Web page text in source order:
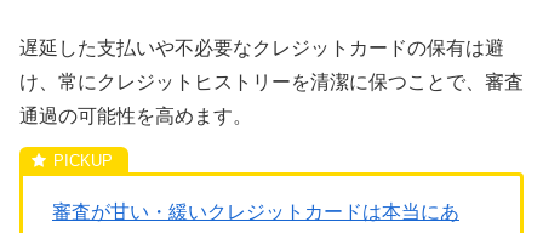
遅延した支払いや不必要なクレジットカードの保有は避
け、常にクレジットヒストリーを清潔に保つことで、審査
通過の可能性を高めます。
審査が甘い・緩いクレジットカードは本当にあ